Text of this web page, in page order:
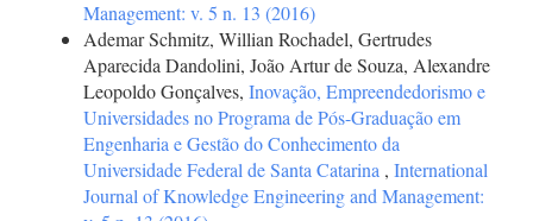
Management: v. 5 n. 13 (2016)
Ademar Schmitz, Willian Rochadel, Gertrudes
Aparecida Dandolini, João Artur de Souza, Alexandre
Leopoldo Gonçalves, Inovação, Empreendedorismo e
Universidades no Programa de Pós-Graduação em
Engenharia e Gestão do Conhecimento da
Universidade Federal de Santa Catarina , International
Journal of Knowledge Engineering and Management: